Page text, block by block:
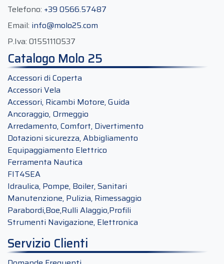
Telefono: +39 0566.57487
Email: info@molo25.com
P.Iva: 01551110537
Catalogo Molo 25
Accessori di Coperta
Accessori Vela
Accessori, Ricambi Motore, Guida
Ancoraggio, Ormeggio
Arredamento, Comfort, Divertimento
Dotazioni sicurezza, Abbigliamento
Equipaggiamento Elettrico
Ferramenta Nautica
FIT4SEA
Idraulica, Pompe, Boiler, Sanitari
Manutenzione, Pulizia, Rimessaggio
Parabordi,Boe,Rulli Alaggio,Profili
Strumenti Navigazione, Elettronica
Servizio Clienti